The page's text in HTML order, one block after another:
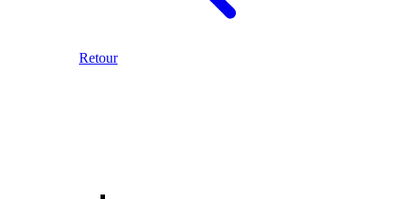
Retour